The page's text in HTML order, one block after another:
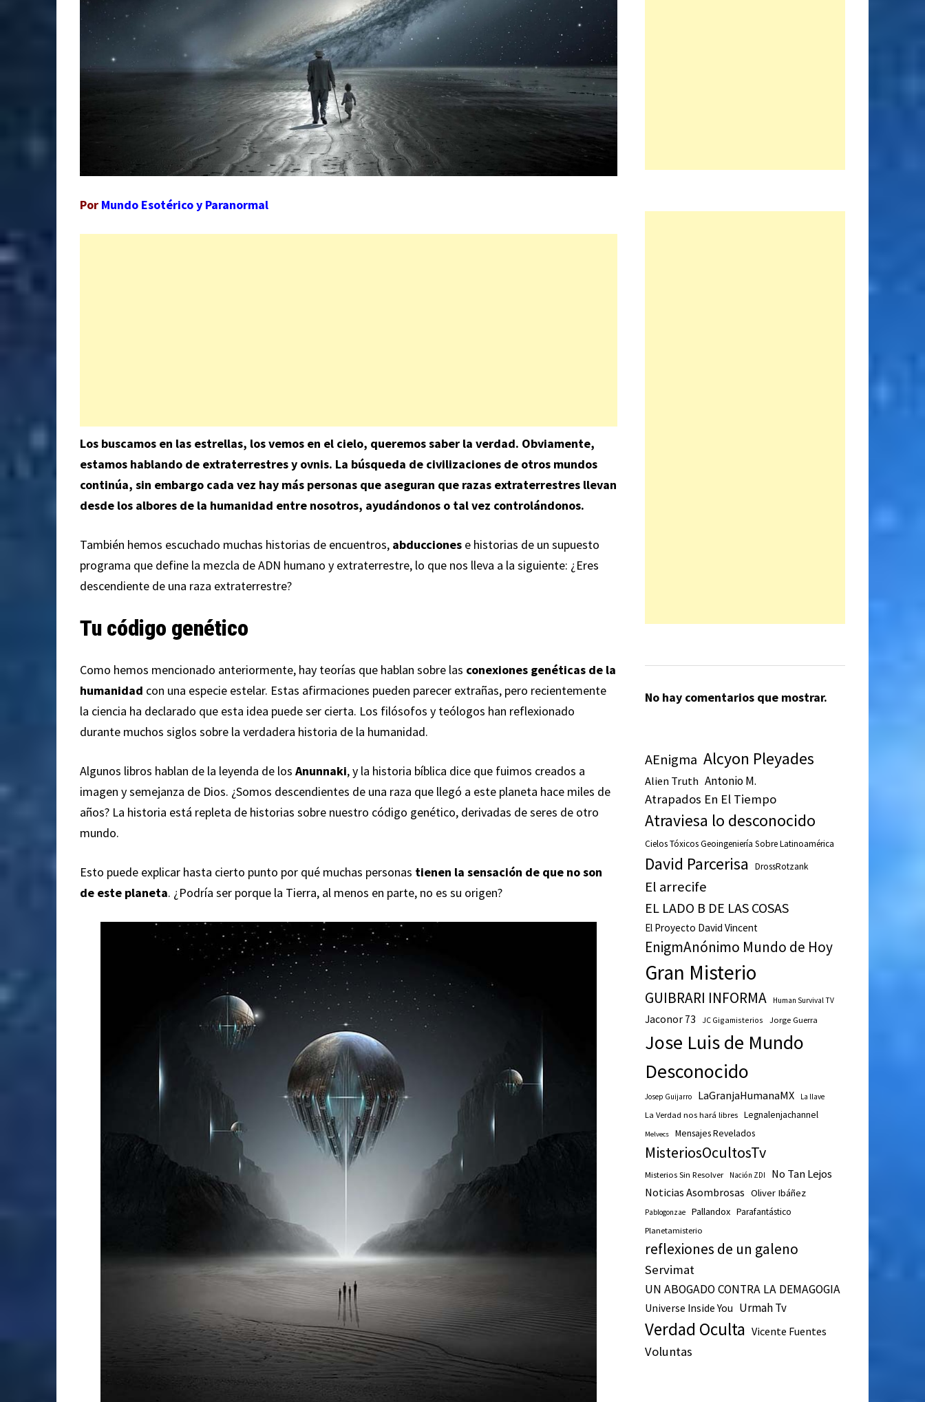
Por Mundo Esotérico y Paranormal
Los buscamos en las estrellas, los vemos en el cielo, queremos saber la verdad. Obviamente,
estamos hablando de extraterrestres y ovnis. La búsqueda de civilizaciones de otros mundos
continúa, sin embargo cada vez hay más personas que aseguran que razas extraterrestres llevan
desde los albores de la humanidad entre nosotros, ayudándonos o tal vez controlándonos.
También hemos escuchado muchas historias de encuentros, abduccionese historias de un supuesto
programa que define la mezcla de ADN humano y extraterrestre, lo que nos lleva a la siguiente: ¿Eres
descendiente de una raza extraterrestre?
Tu código genético
Como hemos mencionado anteriormente, hay teorías que hablan sobre las conexiones genéticas de la
humanidad con una especie estelar. Estas afirmaciones pueden parecer extrañas, pero recientemente
la ciencia ha declarado que esta idea puede ser cierta. Los filósofos y teólogos han reflexionado
durante muchos siglos sobre la verdadera historia de la humanidad.
Algunos libros hablan de la leyenda de los Anunnaki, y la historia bíblica dice que fuimos creados a
imagen y semejanza de Dios. ¿Somos descendientes de una raza que llegó a este planeta hace miles de
años? La historia está repleta de historias sobre nuestro código genético, derivadas de seres de otro
mundo.
Esto puede explicar hasta cierto punto por qué muchas personas tienen la sensación de que no son
de este planeta. ¿Podría ser porque la Tierra, al menos en parte, no es su origen?
No hay comentarios que mostrar.
AEnigma Alcyon Pleyades
Alien Truth Antonio M.
Atrapados En El Tiempo
Atraviesa lo desconocido
Cielos Tóxicos Geoingeniería Sobre Latinoamérica
David Parcerisa DrossRotzank
El arrecife
EL LADO B DE LAS COSAS
El Proyecto David Vincent
EnigmAnónimo Mundo de Hoy
Gran Misterio
GUIBRARI INFORMA Human Survival TV
Jaconor 73 JC Gigamisterios Jorge Guerra
Jose Luis de Mundo
Desconocido
Josep Guijarro LaGranjaHumanaMX La llave
La Verdad nos hará libres Legnalenjachannel
Melvecs Mensajes Revelados
MisteriosOcultosTv
Misterios Sin Resolver Nación ZDI No Tan Lejos
Noticias Asombrosas Oliver Ibáñez
Pablogonzae Pallandox Parafantástico
Planetamisterio
reflexiones de un galeno
Servimat
UN ABOGADO CONTRA LA DEMAGOGIA
Universe Inside You Urmah Tv
Verdad Oculta Vicente Fuentes
Voluntas